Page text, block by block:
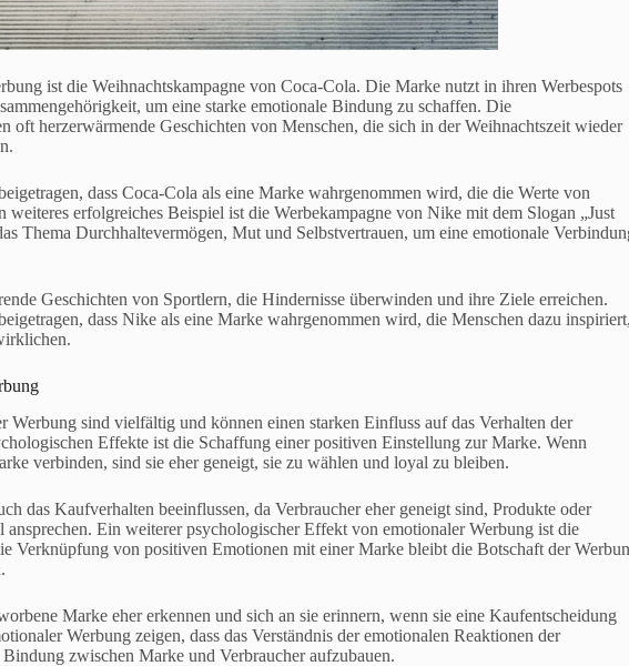
ist die Weihnachtskampagne von Coca-Cola. Die Marke nutzt in ihren Werbespots
um eine starke emotionale Bindung zu schaffen. Die
oft herzerwärmende Geschichten von Menschen, die sich in der Weihnachtszeit wieder
dass Coca-Cola als eine Marke wahrgenommen wird, die die Werte von
erfolgreiches Beispiel ist die Werbekampagne von Nike mit dem Slogan „Just
Thema Durchhaltevermögen, Mut und Selbstvertrauen, um eine emotionale
Geschichten von Sportlern, die Hindernisse überwinden und ihre Ziele erreichen.
dass Nike als eine Marke wahrgenommen wird, die Menschen dazu inspiriert,
sind vielfältig und können einen starken Einfluss auf das Verhalten der
Effekte ist die Schaffung einer positiven Einstellung zur Marke. Wenn
verbinden, sind sie eher geneigt, sie zu wählen und loyal zu bleiben.
das Kaufverhalten beeinflussen, da Verbraucher eher geneigt sind, Produkte oder
Ein weiterer psychologischer Effekt von emotionaler Werbung ist die
Verknüpfung von positiven Emotionen mit einer Marke bleibt die Botschaft der
Marke eher erkennen und sich an sie erinnern, wenn sie eine Kaufentscheidung
Werbung zeigen, dass das Verständnis der emotionalen Reaktionen der
zwischen Marke und Verbraucher aufzubauen.